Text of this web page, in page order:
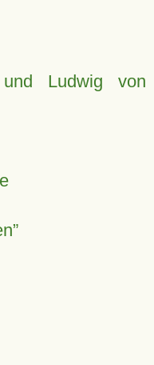
Ludwig von